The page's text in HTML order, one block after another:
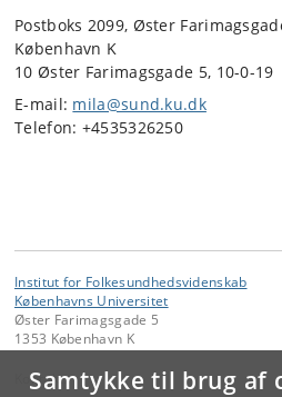
Samtykke til brug af
Postboks 2099, Øster
København K
10 Øster Farimagsgade 5, 10-0-19
E-mail: mila@sund.ku.dk
Telefon: +4535326250
Institut for Folkesundhedsvidenskab
Københavns Universitet
Øster Farimagsgade 5
1353 København K
Kontakt: